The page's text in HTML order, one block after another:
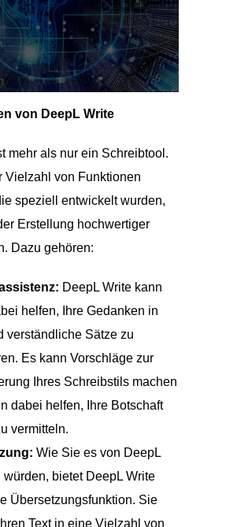
von DeepL Write
mehr als nur ein Schreibtool.
Vielzahl von Funktionen
speziell entwickelt wurden,
Erstellung hochwertiger
Dazu gehören:
DeepL Write kann
helfen, Ihre Gedanken in
verständliche Sätze zu
Es kann Vorschläge zur
Ihres Schreibstils machen
dabei helfen, Ihre Botschaft
vermitteln.
Wie Sie es von DeepL
würden, bietet DeepL Write
Übersetzungsfunktion. Sie
Text in eine Vielzahl von